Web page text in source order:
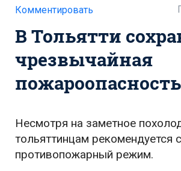
Ремонт Центральной площади
Ремонт Обводного шоссе
Набережная Тольятти
Неделя Тольятти
Комментировать
В Тольятти
чрезвычайная
Несмотря на заметное
тольяттинцам рекомендуется
противопожарный режим.